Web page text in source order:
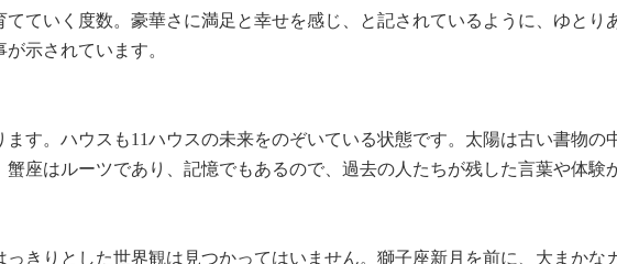
ていく度数。豪華さに満足と幸せを感じ、と記されているように、ゆとり
示されています。
す。ハウスも11ハウスの未来をのぞいている状態です。太陽は古い書物の
座はルーツであり、記憶でもあるので、過去の人たちが残した言葉や体験
きりとした世界観は見つかってはいません。獅子座新月を前に、大まかな